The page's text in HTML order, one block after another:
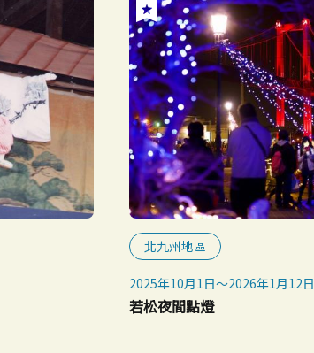
北九州地區
2025年10月1日～2026年1月12日
若松夜間點燈